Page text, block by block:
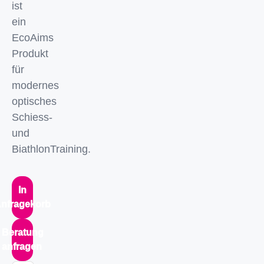
ist
ein
EcoAims
Produkt
für
modernes
optisches
Schiess-
und
BiathlonTraining.
In
Beratung
anfragen